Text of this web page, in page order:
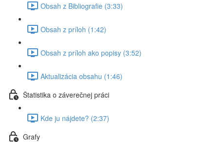
Obsah z Bibliografie (3:33)
Obsah z príloh (1:42)
Obsah z príloh ako popisy (3:52)
Aktualizácia obsahu (1:46)
Štatistika o záverečnej práci
Kde ju nájdete? (2:37)
Grafy